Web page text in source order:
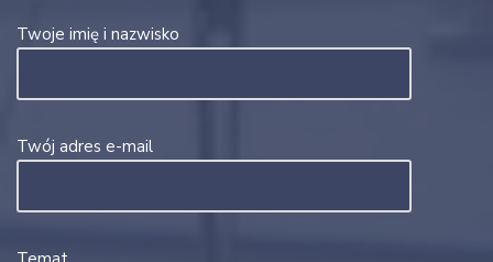
Twoje imię i nazwisko
Twój adres e-mail